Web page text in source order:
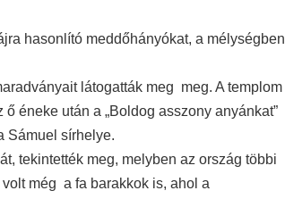
hasonlító meddőhányókat, a mélységben
látogatták meg meg. A templom
éneke után a „Boldog asszony anyánkat”
Sámuel sírhelye.
tekintették meg, melyben az ország többi
még a fa barakkok is, ahol a